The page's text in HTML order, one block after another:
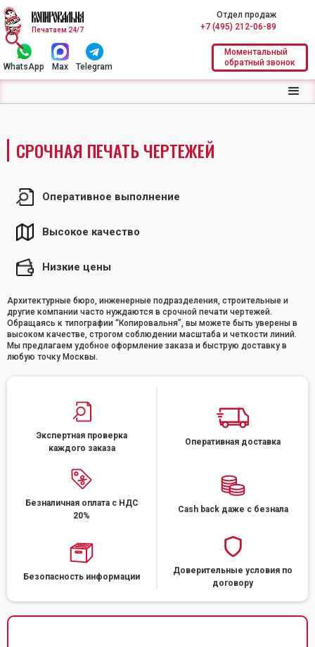
Печатаем 24/7
Отдел продаж
+7 (495) 212-06-89
WhatsApp Max Telegram
Моментальный
обратный звонок
СРОЧНАЯ ПЕЧАТЬ ЧЕРТЕЖЕЙ
Оперативное выполнение
Высокое качество
Низкие цены
Архитектурные бюро, инженерные подразделения, строительные и
другие компании часто нуждаются в срочной печати чертежей.
Обращаясь к типографии “Копировальня”, вы можете быть уверены в
высоком качестве, строгом соблюдении масштаба и четкости линий.
Мы предлагаем удобное оформление заказа и быструю доставку в
любую точку Москвы.
Экспертная проверка
каждого заказа
Оперативная доставка
Безналичная оплата с НДС
20%
Cash back даже с безнала
Безопасность информации
Доверительные условия по
договору